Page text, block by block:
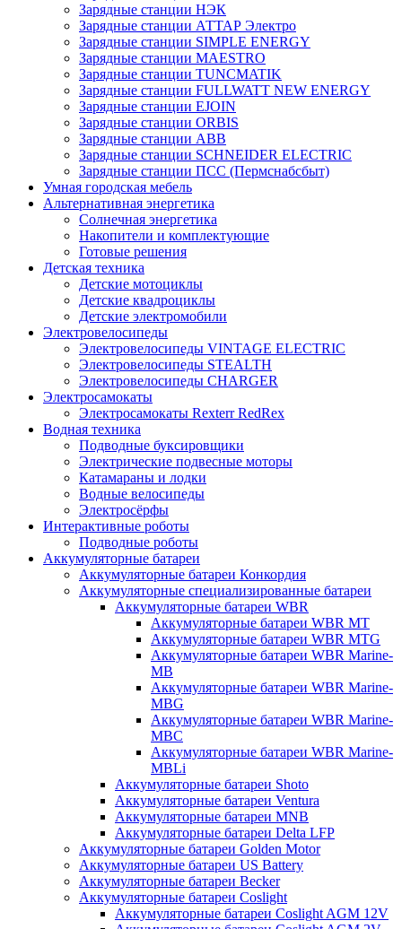
Зарядные станции НЭК
Зарядные станции АТТАР Электро
Зарядные станции SIMPLE ENERGY
Зарядные станции MAESTRO
Зарядные станции TUNCMATIK
Зарядные станции FULLWATT NEW ENERGY
Зарядные станции EJOIN
Зарядные станции ORBIS
Зарядные станции ABB
Зарядные станции SCHNEIDER ELECTRIC
Зарядные станции ПСС (Пермснабсбыт)
Умная городская мебель
Альтернативная энергетика
Солнечная энергетика
Накопители и комплектующие
Готовые решения
Детская техника
Детские мотоциклы
Детские квадроциклы
Детские электромобили
Электровелосипеды
Электровелосипеды VINTAGE ELECTRIC
Электровелосипеды STEALTH
Электровелосипеды CHARGER
Электросамокаты
Электросамокаты Rexterr RedRex
Водная техника
Подводные буксировщики
Электрические подвесные моторы
Катамараны и лодки
Водные велосипеды
Электросёрфы
Интерактивные роботы
Подводные роботы
Аккумуляторные батареи
Аккумуляторные батареи Конкордия
Аккумуляторные специализированные батареи
Аккумуляторные батареи WBR
Аккумуляторные батареи WBR MT
Аккумуляторные батареи WBR MTG
Аккумуляторные батареи WBR Marine-
MB
Аккумуляторные батареи WBR Marine-
MBG
Аккумуляторные батареи WBR Marine-
MBC
Аккумуляторные батареи WBR Marine-
MBLi
Аккумуляторные батареи Shoto
Аккумуляторные батареи Ventura
Аккумуляторные батареи MNB
Аккумуляторные батареи Delta LFP
Аккумуляторные батареи Golden Motor
Аккумуляторные батареи US Battery
Аккумуляторные батареи Becker
Аккумуляторные батареи Coslight
Аккумуляторные батареи Coslight AGM 12V